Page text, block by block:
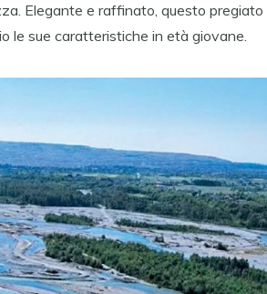
Elegante e raffinato, questo pregiato
le sue caratteristiche in età giovane.